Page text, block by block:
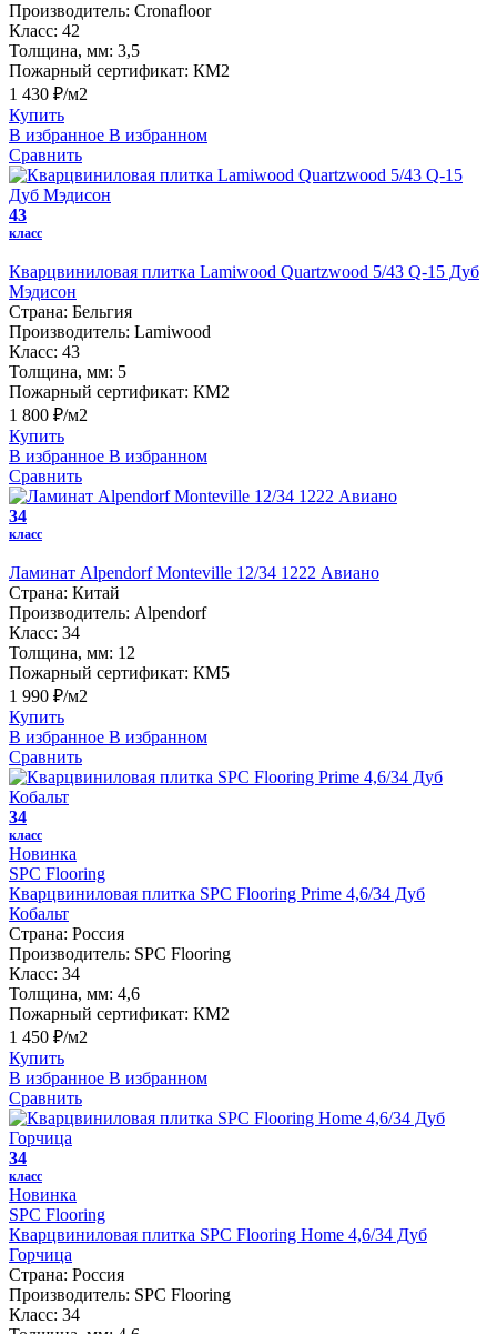
Производитель: Cronafloor
Класс: 42
Толщина, мм: 3,5
Пожарный сертификат: КМ2
1 430 ₽/м2
Купить
В избранное В избранном
Сравнить
43
класс
Кварцвиниловая плитка Lamiwood Quartzwood 5/43 Q-15 Дуб
Мэдисон
Страна: Бельгия
Производитель: Lamiwood
Класс: 43
Толщина, мм: 5
Пожарный сертификат: КМ2
1 800 ₽/м2
Купить
В избранное В избранном
Сравнить
34
класс
Ламинат Alpendorf Monteville 12/34 1222 Авиано
Страна: Китай
Производитель: Alpendorf
Класс: 34
Толщина, мм: 12
Пожарный сертификат: КМ5
1 990 ₽/м2
Купить
В избранное В избранном
Сравнить
34
класс
Новинка
SPC Flooring
Кварцвиниловая плитка SPC Flooring Prime 4,6/34 Дуб
Кобальт
Страна: Россия
Производитель: SPC Flooring
Класс: 34
Толщина, мм: 4,6
Пожарный сертификат: КМ2
1 450 ₽/м2
Купить
В избранное В избранном
Сравнить
34
класс
Новинка
SPC Flooring
Кварцвиниловая плитка SPC Flooring Home 4,6/34 Дуб
Горчица
Страна: Россия
Производитель: SPC Flooring
Класс: 34